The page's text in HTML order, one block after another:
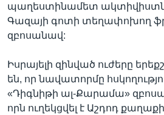
պաղեստինամետ
Գազայի գոտի տեղափոխող
զբոսանավ:
Իսրայելի զինված ուժերը
են, որ նավատորմը
«Դիգնիթի ալ-Քարամա»
որն ուղեկցվել է Աշդոդ